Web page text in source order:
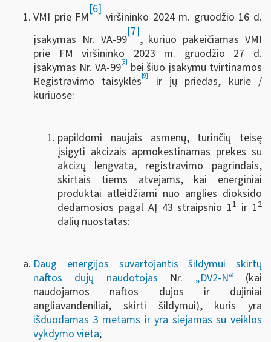
VMI prie FM
[6]
viršininko 2024 m. gruodžio 16 d.
įsakymas Nr. VA-99
[7]
, kuriuo pakeičiamas VMI
prie FM viršininko 2023 m. gruodžio 27 d.
įsakymas Nr. VA-99[8] bei šiuo įsakymu tvirtinamos
Registravimo taisyklės[9]
ir jų priedas, kurie /
kuriuose:
papildomi naujais asmenų, turinčių teisę
įsigyti akcizais apmokestinamas prekes su
akcizų lengvata, registravimo pagrindais,
skirtais tiems atvejams, kai energiniai
produktai atleidžiami nuo anglies dioksido
dedamosios pagal AĮ 43 straipsnio 11 ir 12
dalių nuostatas:
Daug energijos suvartojantis šildymui skirtų
naftos dujų naudotojas Nr. „DV2-N“ (kai
naudojamos naftos dujos ir dujiniai
angliavandeniliai, skirti šildymui), kuris yra
išduodamas 3 metams ir yra siejamas su veiklos
vykdymo vieta;